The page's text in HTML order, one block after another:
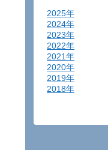
2025年
2024年
2023年
2022年
2021年
2020年
2019年
2018年